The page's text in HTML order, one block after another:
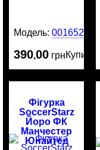
Модель:0016525
390,00 грнКупити
Фігурка
SoccerStarz
Йоро ФК
Манчестер
Юнайтед